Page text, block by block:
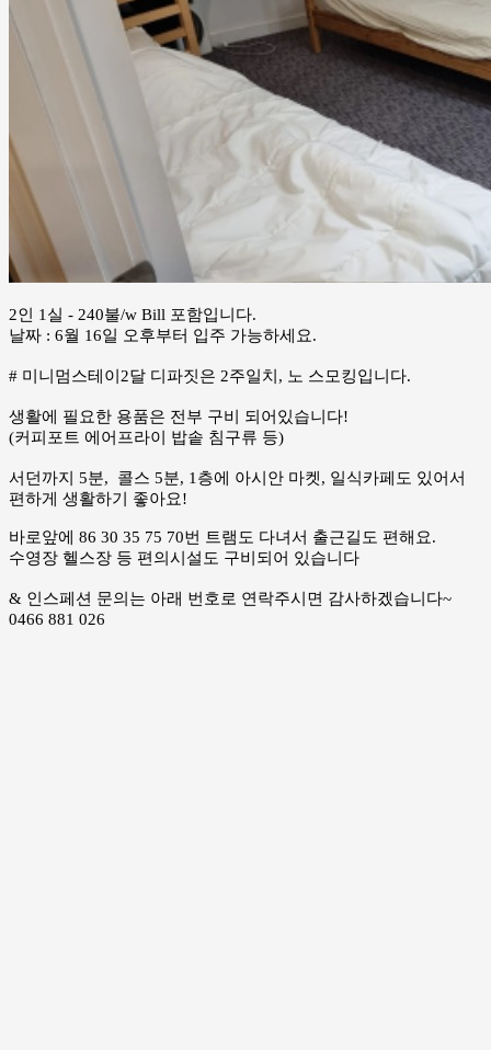
2인 1실 - 240불/w Bill 포함입니다.
날짜 : 6월 16일 오후부터 입주 가능하세요.
# 미니멈스테이2달 디파짓은 2주일치, 노 스모킹입니다.
생활에 필요한 용품은 전부 구비 되어있습니다!
(커피포트 에어프라이 밥솥 침구류 등)
서던까지 5분, 콜스 5분, 1층에 아시안 마켓, 일식카페도 있어서
편하게 생활하기 좋아요!
바로앞에 86 30 35 75 70번 트램도 다녀서 출근길도 편해요.
수영장 헬스장 등 편의시설도 구비되어 있습니다
& 인스페션 문의는 아래 번호로 연락주시면 감사하겠습니다~
0466 881 026